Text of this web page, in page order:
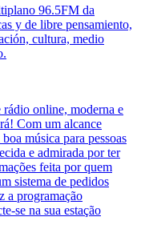
96.5FM da
y de libre pensamiento,
cultura, medio
online, moderna e
Com um alcance
música para pessoas
e admirada por ter
feita por quem
sistema de pedidos
a programação
se na sua estação